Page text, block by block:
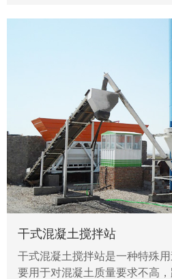
干式混凝土搅拌站
干式混凝土搅拌站是一种特殊
要用于对混凝土质量要求不高